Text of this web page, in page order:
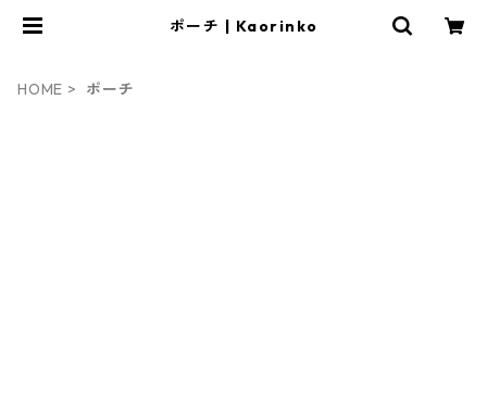
ポーチ | Kaorinko
HOME ポーチ